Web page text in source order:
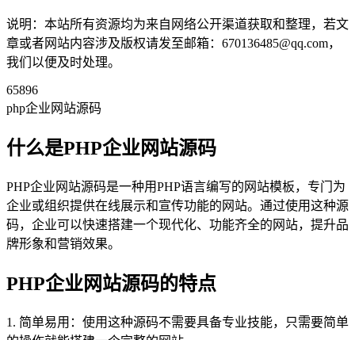
说明：本站所有资源均为来自网络公开渠道获取和整理，若文
章或者网站内容涉及版权请发至邮箱：670136485@qq.com，
我们以便及时处理。
65896
php企业网站源码
什么是PHP企业网站源码
PHP企业网站源码是一种用PHP语言编写的网站模板，专门为
企业或组织提供在线展示和宣传功能的网站。通过使用这种源
码，企业可以快速搭建一个现代化、功能齐全的网站，提升品
牌形象和营销效果。
PHP企业网站源码的特点
1. 简单易用：使用这种源码不需要具备专业技能，只需要简单